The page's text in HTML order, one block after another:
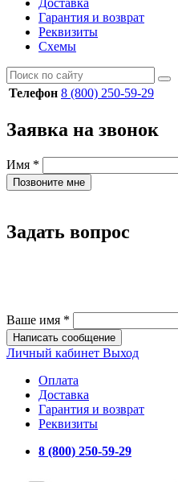
Доставка
Гарантия и возврат
Реквизиты
Схемы
Телефон 8 (800) 250-59-29
Заявка на звонок
Имя *
Позвоните мне
Задать вопрос
Ваше имя *
Написать сообщение
Личный кабинет Выход
Оплата
Доставка
Гарантия и возврат
Реквизиты
8 (800) 250-59-29